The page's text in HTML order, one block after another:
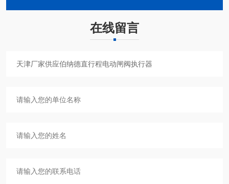
在线留言